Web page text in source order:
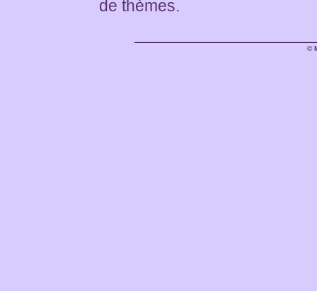
de thèmes.
©